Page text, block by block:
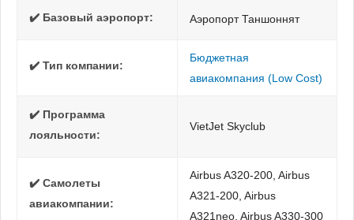
✔️ Базовый аэропорт: Аэропорт Таншоннят
✔️ Тип компании:
Бюджетная
авиакомпания (Low Cost)
✔️ Программа
лояльности:
VietJet Skyclub
✔️ Самолеты
авиакомпании:
Airbus A320-200, Airbus
A321-200, Airbus
A321neo, Airbus A330-300